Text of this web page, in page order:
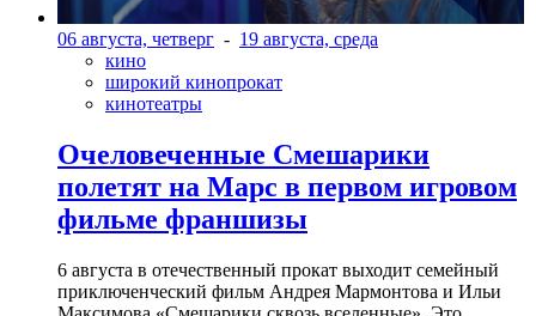
06 августа, четверг - 19 августа, среда
кино
широкий кинопрокат
кинотеатры
Очеловеченные Смешарики
полетят на Марс в первом игровом
фильме франшизы
6 августа в отечественный прокат выходит семейный
приключенческий фильм Андрея Мармонтова и Ильи